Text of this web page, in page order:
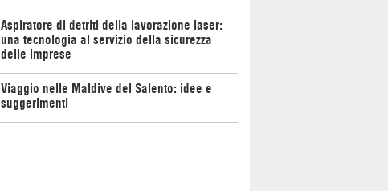
Aspiratore di detriti della lavorazione laser:
una tecnologia al servizio della sicurezza
delle imprese
Viaggio nelle Maldive del Salento: idee e
suggerimenti